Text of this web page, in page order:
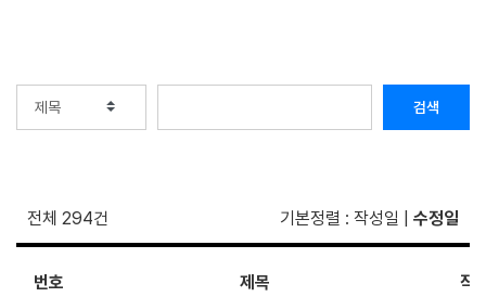
검색
전체 294건 기본정렬 : 작성일 수정일
번호 제목 작